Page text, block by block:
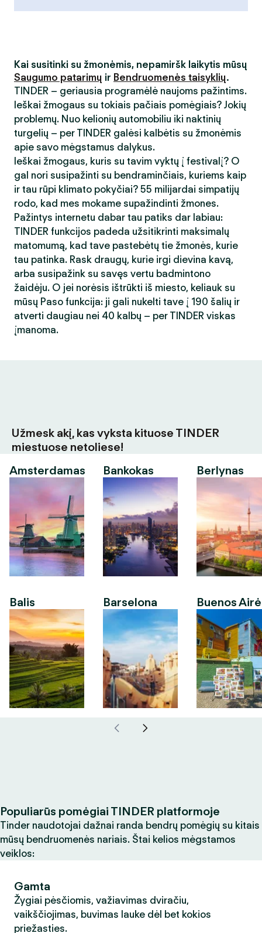
Kai susitinki su žmonėmis, nepamiršk laikytis mūsų
Saugumo patarimų ir Bendruomenės taisyklių.
TINDER – geriausia programėlė naujoms pažintims.
Ieškai žmogaus su tokiais pačiais pomėgiais? Jokių
problemų. Nuo kelionių automobiliu iki naktinių
turgelių – per TINDER galėsi kalbėtis su žmonėmis
apie savo mėgstamus dalykus.
Ieškai žmogaus, kuris su tavim vyktų į festivalį? O
gal nori susipažinti su bendraminčiais, kuriems kaip
ir tau rūpi klimato pokyčiai? 55 milijardai simpatijų
rodo, kad mes mokame supažindinti žmones.
Pažintys internetu dabar tau patiks dar labiau:
TINDER funkcijos padeda užsitikrinti maksimalų
matomumą, kad tave pastebėtų tie žmonės, kurie
tau patinka. Rask draugų, kurie irgi dievina kavą,
arba susipažink su savęs vertu badmintono
žaidėju. O jei norėsis ištrūkti iš miesto, keliauk su
mūsų Paso funkcija: ji gali nukelti tave į 190 šalių ir
atverti daugiau nei 40 kalbų – per TINDER viskas
įmanoma.
Užmesk akį, kas vyksta kituose TINDER
miestuose netoliese!
Amsterdamas
Balis
Bankokas
Barselona
Berlynas
Buenos
Populiarūs pomėgiai TINDER platformoje
Tinder naudotojai dažnai randa bendrų pomėgių su kitais
mūsų bendruomenės nariais. Štai kelios mėgstamos
veiklos:
Gamta
Žygiai pėsčiomis, važiavimas dviračiu,
vaikščiojimas, buvimas lauke dėl bet kokios
priežasties.